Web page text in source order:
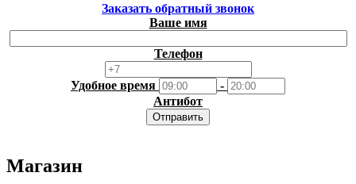
Заказать обратный звонок
Ваше имя
Телефон
Удобное время
-
Антибот
Отправить
Магазин